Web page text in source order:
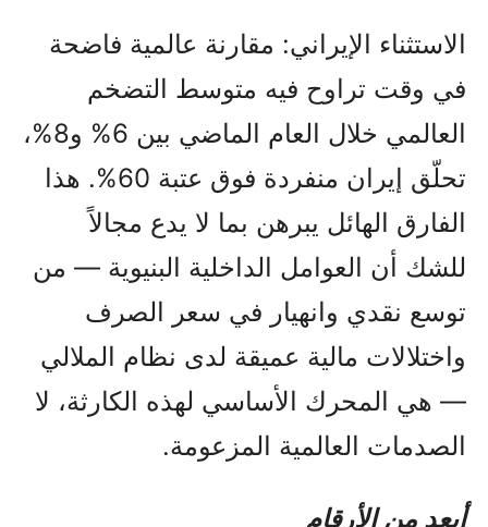
الاستثناء الإيراني: مقارنة عالمية فاضحة
في وقت تراوح فيه متوسط التضخم
العالمي خلال العام الماضي بين 6% و8%،
تحلّق إيران منفردة فوق عتبة 60%. هذا
الفارق الهائل يبرهن بما لا يدع مجالاً
للشك أن العوامل الداخلية البنيوية — من
توسع نقدي وانهيار في سعر الصرف
واختلالات مالية عميقة لدى نظام الملالي
— هي المحرك الأساسي لهذه الكارثة، لا
الصدمات العالمية المزعومة.
أبعد من الأرقام